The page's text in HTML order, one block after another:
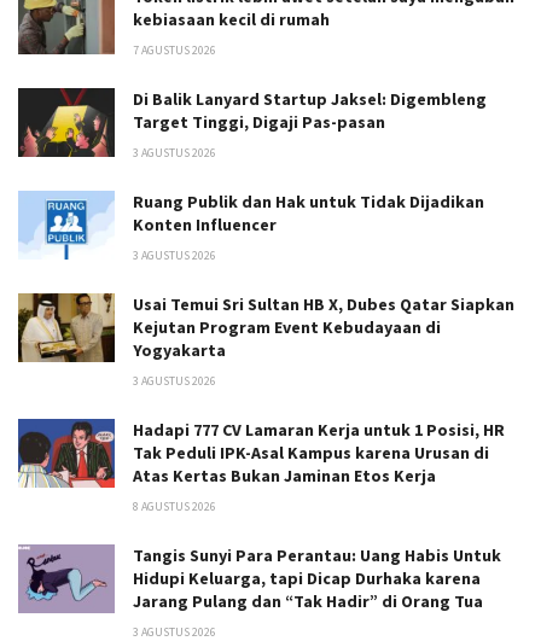
kebiasaan kecil di rumah
7 AGUSTUS 2026
Di Balik Lanyard Startup Jaksel: Digembleng
Target Tinggi, Digaji Pas-pasan
3 AGUSTUS 2026
Ruang Publik dan Hak untuk Tidak Dijadikan
Konten Influencer
3 AGUSTUS 2026
Usai Temui Sri Sultan HB X, Dubes Qatar Siapkan
Kejutan Program Event Kebudayaan di
Yogyakarta
3 AGUSTUS 2026
Hadapi 777 CV Lamaran Kerja untuk 1 Posisi, HR
Tak Peduli IPK-Asal Kampus karena Urusan di
Atas Kertas Bukan Jaminan Etos Kerja
8 AGUSTUS 2026
Tangis Sunyi Para Perantau: Uang Habis Untuk
Hidupi Keluarga, tapi Dicap Durhaka karena
Jarang Pulang dan “Tak Hadir” di Orang Tua
3 AGUSTUS 2026